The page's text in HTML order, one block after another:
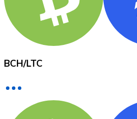
Ver todo
Efectivo
Añade fondos a tu cuenta
BCH/LTC